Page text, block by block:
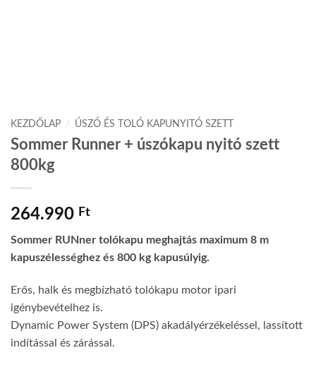
KEZDŐLAP / ÚSZÓ ÉS TOLÓ KAPUNYITÓ SZETT
Sommer Runner + úszókapu nyitó szett
800kg
264.990 Ft
Sommer RUNner tolókapu meghajtás maximum 8 m
kapuszélességhez és 800 kg kapusúlyig.
Erős, halk és megbízható tolókapu motor ipari
igénybevételhez is.
Dynamic Power System (DPS) akadályérzékeléssel, lassított
indítással és zárással.